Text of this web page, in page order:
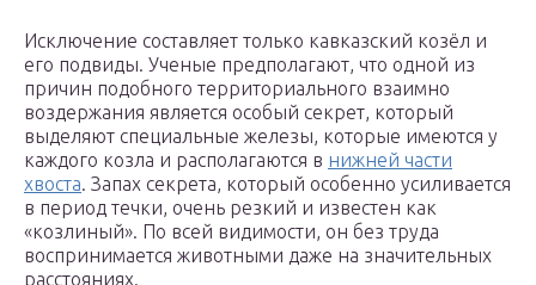
Исключение составляет только кавказский козёл и
его подвиды. Ученые предполагают, что одной из
причин подобного территориального взаимно
воздержания является особый секрет, который
выделяют специальные железы, которые имеются у
каждого козла и располагаются в нижней части
хвоста. Запах секрета, который особенно усиливается
в период течки, очень резкий и известен как
«козлиный». По всей видимости, он без труда
воспринимается животными даже на значительных
расстояниях.